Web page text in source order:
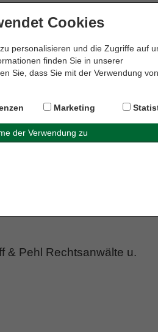
Cookies
personalisieren und die Zugriffe auf
finden Sie in unserer
Sie, dass Sie mit der Verwendung
Marketing
Rechtsanwältin
GbR
& Pehl Rechtsanwälte u.